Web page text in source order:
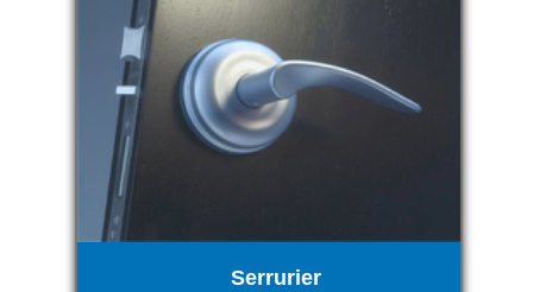
Serrurier